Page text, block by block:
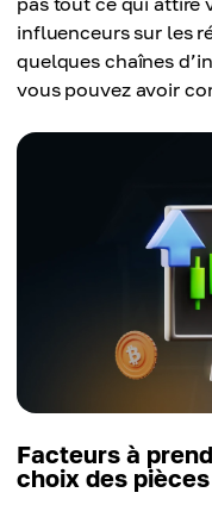
influenceurs sur les
quelques chaînes
vous pouvez avoir
Facteurs à
choix des